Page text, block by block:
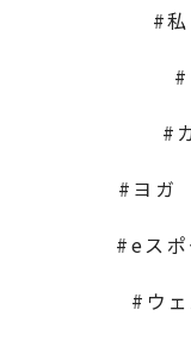
ヨガ
eス
ウ